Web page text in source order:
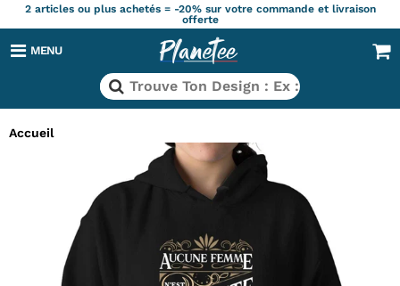
2 articles ou plus achetés = -20% sur votre commande et livraison
offerte
MENU
Accueil